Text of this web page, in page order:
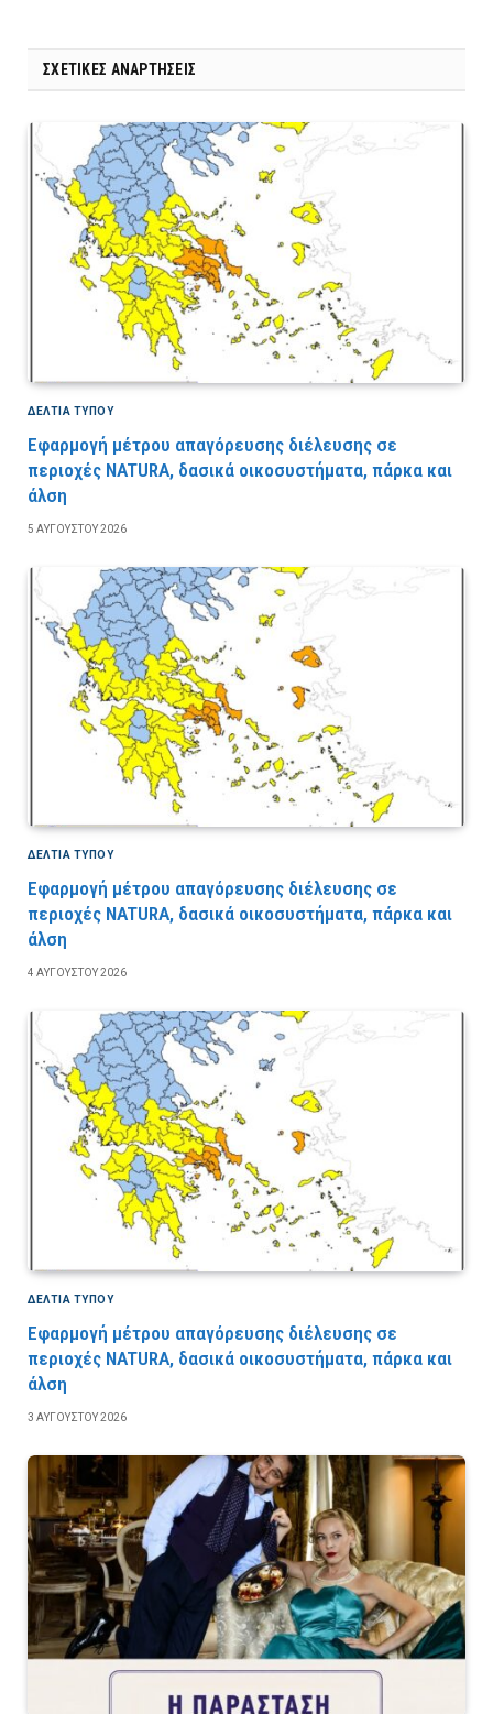
ΣΧΕΤΙΚΈΣ ΑΝΑΡΤΉΣΕΙΣ
ΔΕΛΤΙΑ ΤΥΠΟΥ
Εφαρμογή μέτρου απαγόρευσης διέλευσης σε
περιοχές NATURA, δασικά οικοσυστήματα, πάρκα και
άλση
5 ΑΥΓΟΎΣΤΟΥ 2026
ΔΕΛΤΙΑ ΤΥΠΟΥ
Εφαρμογή μέτρου απαγόρευσης διέλευσης σε
περιοχές NATURA, δασικά οικοσυστήματα, πάρκα και
άλση
4 ΑΥΓΟΎΣΤΟΥ 2026
ΔΕΛΤΙΑ ΤΥΠΟΥ
Εφαρμογή μέτρου απαγόρευσης διέλευσης σε
περιοχές NATURA, δασικά οικοσυστήματα, πάρκα και
άλση
3 ΑΥΓΟΎΣΤΟΥ 2026